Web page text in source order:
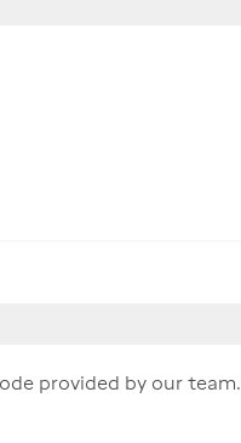
provided by our team.